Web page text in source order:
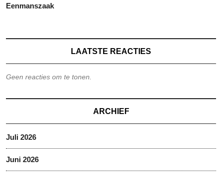
Eenmanszaak
LAATSTE REACTIES
Geen reacties om te tonen.
ARCHIEF
Juli 2026
Juni 2026